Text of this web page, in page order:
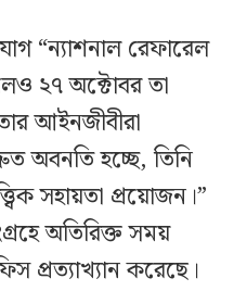
“ন্যাশনাল রেফারেল
২৭ অক্টোবর তা
আইনজীবীরা
অবনতি হচ্ছে, তিনি
সহায়তা প্রয়োজন।”
অতিরিক্ত সময়
প্রত্যাখ্যান করেছে।